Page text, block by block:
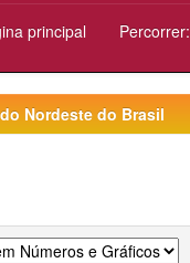
principal Percorrer:
Nordeste do Brasil